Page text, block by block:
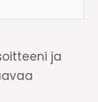
ja